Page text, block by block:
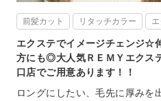
前髪カット リタッチカラー
エクステでイメージチェンジ☆
方にも◎大人気ＲＥＭＹエクス
口店でご用意あります！！
ロングにしたい、毛先に厚みを